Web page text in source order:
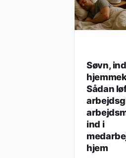
Søvn,
Sådan
ind i
hjem